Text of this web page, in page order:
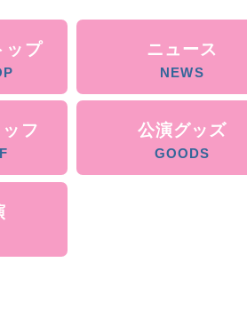
ップ ニュース
ッフ 公演グッズ